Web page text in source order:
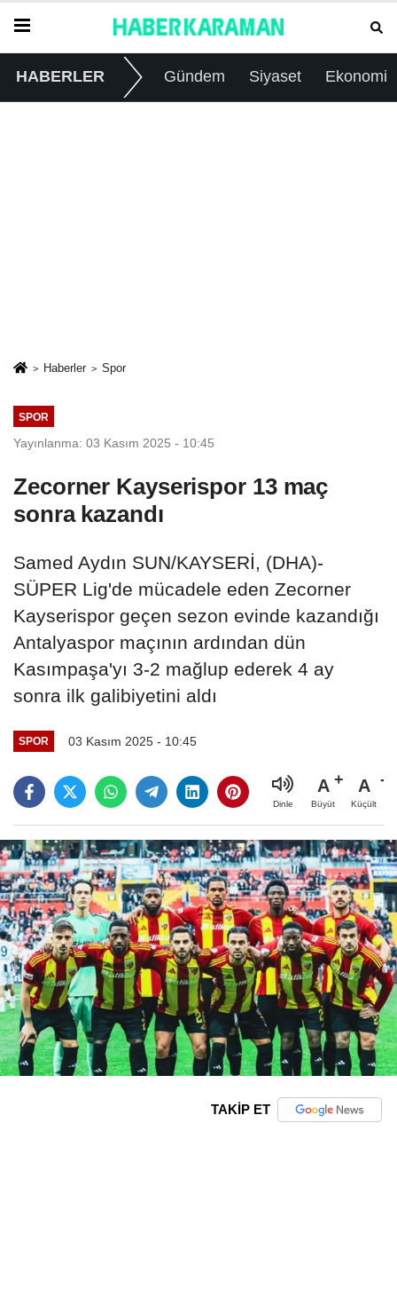
HABERLER Gündem Siyaset Ekonomi
Haberler Spor
SPOR
Yayınlanma: 03 Kasım 2025 - 10:45
Zecorner Kayserispor 13 maç
sonra kazandı
Samed Aydın SUN/KAYSERİ, (DHA)-
SÜPER Lig'de mücadele eden Zecorner
Kayserispor geçen sezon evinde kazandığı
Antalyaspor maçının ardından dün
Kasımpaşa'yı 3-2 mağlup ederek 4 ay
sonra ilk galibiyetini aldı
SPOR 03 Kasım 2025 - 10:45
Dinle
A
Büyüt
A
Küçült
TAKİP ET